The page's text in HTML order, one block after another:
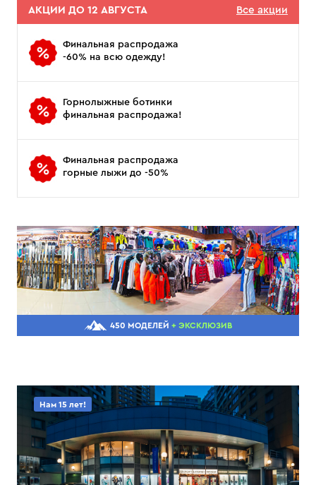
АКЦИИ ДО 12 АВГУСТА Все акции
Финальная распродажа
-60% на всю одежду!
Горнолыжные ботинки
финальная распродажа!
Финальная распродажа
горные лыжи до -50%
450 МОДЕЛЕЙ + ЭКСКЛЮЗИВ
Нам 15 лет!